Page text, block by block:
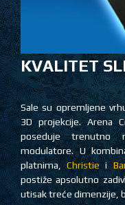
KVALITET
Sale su opremljene
3D projekcije. Arena
poseduje trenutno
modulatore. U
platnima,Christiei
postiže apsolutno
utisak treće dimenzije,